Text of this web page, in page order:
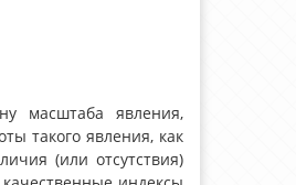
масштаба явления,
такого явления, как
(или отсутствия)